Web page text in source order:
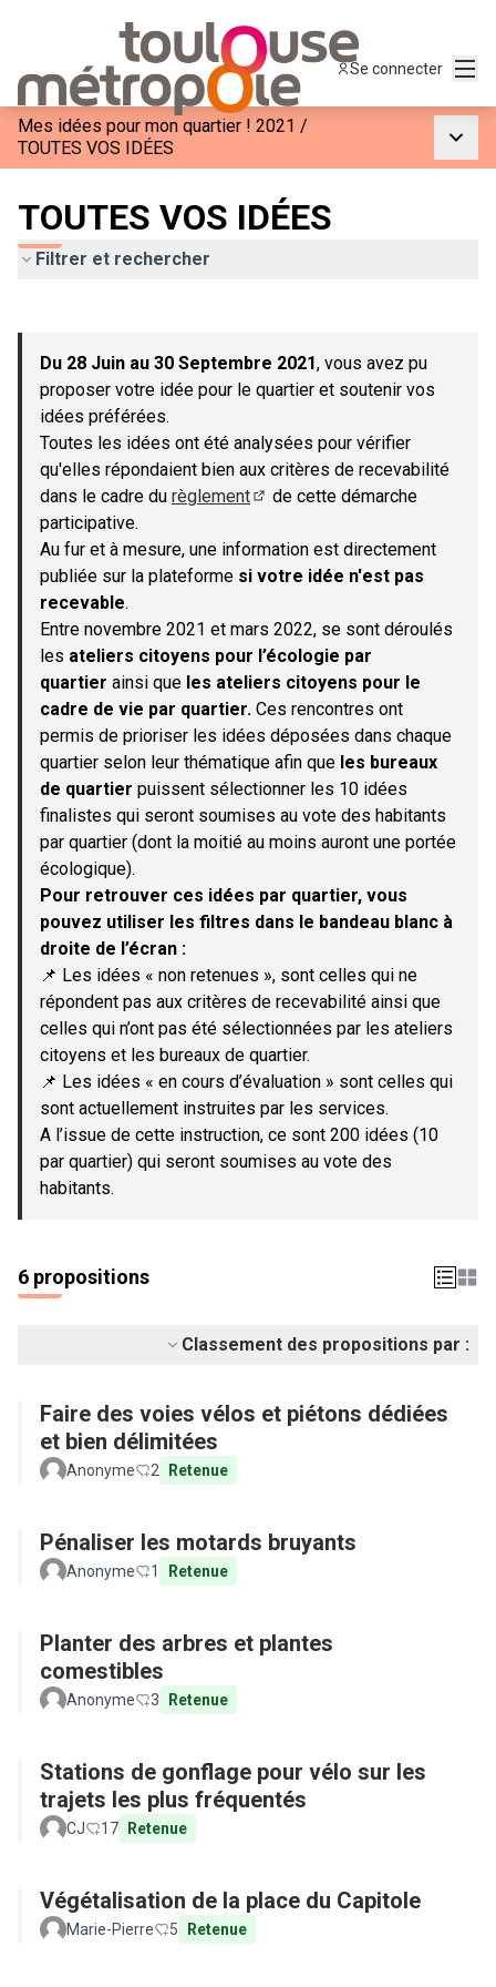
Se connecter
Mes idées pour mon quartier ! 2021 /
TOUTES VOS IDÉES
TOUTES VOS IDÉES
Filtrer et rechercher
−
Du 28 Juin au 30 Septembre 2021, vous avez pu
proposer votre idée pour le quartier et soutenir vos
idées préférées.
Toutes les idées ont été analysées pour vérifier
qu'elles répondaient bien aux critères de recevabilité
dans le cadre du règlement
de cette démarche
participative.
Au fur et à mesure, une information est directement
publiée sur la plateforme si votre idée n'est pas
recevable.
Entre novembre 2021 et mars 2022, se sont déroulés
les ateliers citoyens pour l’écologie par
quartier ainsi que les ateliers citoyens pour le
cadre de vie par quartier. Ces rencontres ont
permis de prioriser les idées déposées dans chaque
quartier selon leur thématique afin que les bureaux
de quartier puissent sélectionner les 10 idées
finalistes qui seront soumises au vote des habitants
par quartier (dont la moitié au moins auront une portée
écologique).
Pour retrouver ces idées par quartier, vous
pouvez utiliser les filtres dans le bandeau blanc à
droite de l’écran :
📌 Les idées « non retenues », sont celles qui ne
répondent pas aux critères de recevabilité ainsi que
celles qui n’ont pas été sélectionnées par les ateliers
citoyens et les bureaux de quartier.
📌 Les idées « en cours d’évaluation » sont celles qui
sont actuellement instruites par les services.
A l’issue de cette instruction, ce sont 200 idées (10
par quartier) qui seront soumises au vote des
habitants.
6 propositions
Classement des propositions par :
Faire des voies vélos et piétons dédiées
et bien délimitées
Anonyme 2 Retenue
Pénaliser les motards bruyants
Anonyme 1 Retenue
Planter des arbres et plantes
comestibles
Anonyme 3 Retenue
Stations de gonflage pour vélo sur les
trajets les plus fréquentés
CJ 17 Retenue
Végétalisation de la place du Capitole
Marie-Pierre 5 Retenue